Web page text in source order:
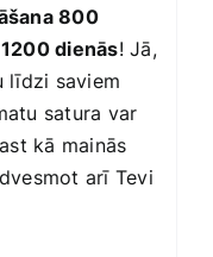
800
dienās! Jā,
līdzi saviem
satura var
kā mainās
arī Tevi